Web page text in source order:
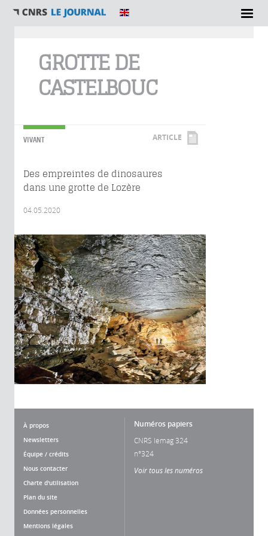
GROTTE DE
CASTELBOUC
VIVANT ARTICLE
Des empreintes de dinosaures
dans une grotte de Lozère
04.05.2020
À propos
Newsletters
Équipe / crédits
Nous contacter
Charte d'utilisation
Plan du site
Données personnelles
Mentions légales
Numéros papiers
CNRS lemag 324
n°324
Voir tous les numéros